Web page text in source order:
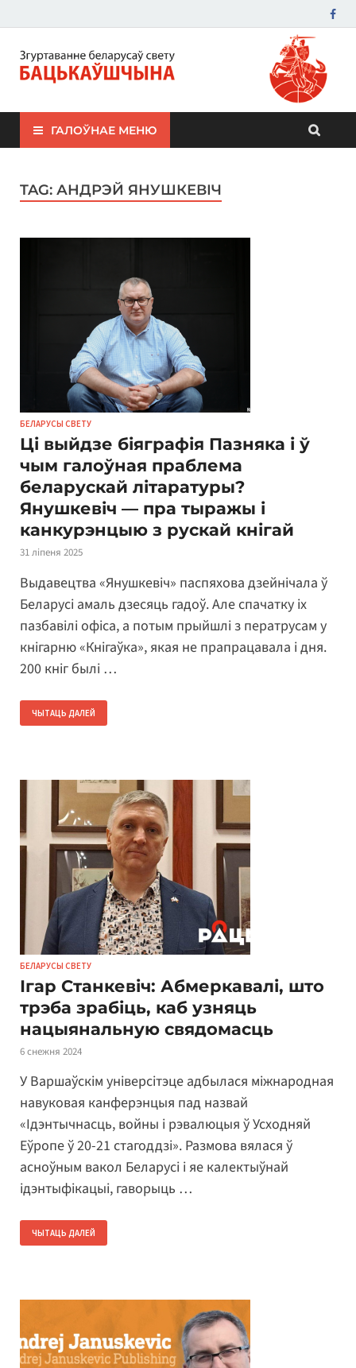
ЗБС "Бацькаўшчына"
ГАЛОЎНАЕ МЕНЮ
TAG: АНДРЭЙ ЯНУШКЕВІЧ
БЕЛАРУСЫ СВЕТУ
Ці выйдзе біяграфія Пазняка і ў
чым галоўная праблема
беларускай літаратуры?
Янушкевіч — пра тыражы і
канкурэнцыю з рускай кнігай
31 ліпеня 2025
Выдавецтва «Янушкевіч» паспяхова дзейнічала ў
Беларусі амаль дзесяць гадоў. Але спачатку іх
пазбавілі офіса, а потым прыйшлі з ператрусам у
кнігарню «Кнігаўка», якая не прапрацавала і дня.
200 кніг былі …
ЧЫТАЦЬ ДАЛЕЙ
БЕЛАРУСЫ СВЕТУ
Ігар Станкевіч: Абмеркавалі, што
трэба зрабіць, каб узняць
нацыянальную свядомасць
6 снежня 2024
У Варшаўскім універсітэце адбылася міжнародная
навуковая канферэнцыя пад назвай
«Ідэнтычнасць, войны і рэвалюцыя ў Усходняй
Еўропе ў 20-21 стагоддзі». Размова вялася ў
асноўным вакол Беларусі і яе калектыўнай
ідэнтыфікацыі, гаворыць …
ЧЫТАЦЬ ДАЛЕЙ